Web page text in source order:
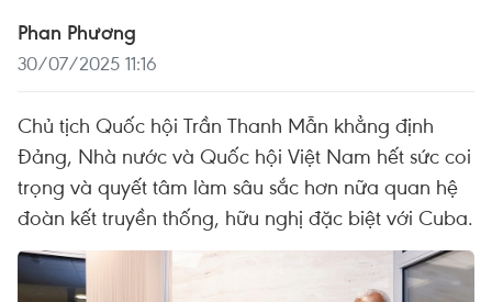
Phan Phương
30/07/2025 11:16
Chủ tịch Quốc hội Trần Thanh Mẫn khẳng định
Đảng, Nhà nước và Quốc hội Việt Nam hết sức coi
trọng và quyết tâm làm sâu sắc hơn nữa quan hệ
đoàn kết truyền thống, hữu nghị đặc biệt với Cuba.